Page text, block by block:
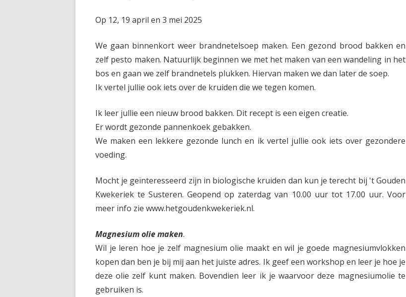
Op 12, 19 april en 3 mei 2025
We gaan binnenkort weer brandnetelsoep maken. Een gezond brood bakken en
zelf pesto maken. Natuurlijk beginnen we met het maken van een wandeling in het
bos en gaan we zelf brandnetels plukken. Hiervan maken we dan later de soep.
Ik vertel jullie ook iets over de kruiden die we tegen komen.
Ik leer jullie een nieuw brood bakken. Dit recept is een eigen creatie.
Er wordt gezonde pannenkoek gebakken.
We maken een lekkere gezonde lunch en ik vertel jullie ook iets over gezondere
voeding.
Mocht je geïnteresseerd zijn in biologische kruiden dan kun je terecht bij 't Gouden
Kwekeriek te Susteren. Geopend op zaterdag van 10.00 uur tot 17.00 uur. Voor
meer info zie www.hetgoudenkwekeriek.nl.
Magnesium olie maken.
Wil je leren hoe je zelf magnesium olie maakt en wil je goede magnesiumvlokken
kopen dan ben je bij mij aan het juiste adres. Ik geef een workshop en leer je hoe je
deze olie zelf kunt maken. Bovendien leer ik je waarvoor deze magnesiumolie te
gebruiken is.